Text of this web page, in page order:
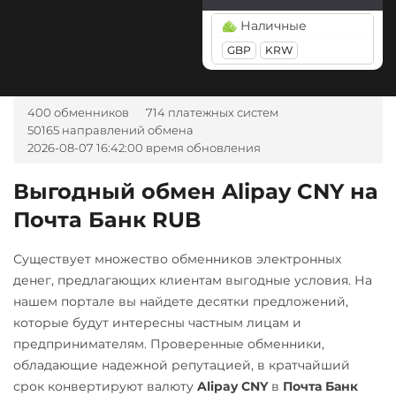
Notcoin (NOT)
OmiseGO (OMG)
Ontology (ONT)
PancakeSwap (CAKE)
Pax Dollar (USDP)
ERC20
Pepe
Pol (ex-MATIC)
ВТБ Банк RUB
Газпромбанк RUB
Карта UZCARD UZS
Карта МИР RUB
KZT TRY PLN
VND
GEL
МТС Банк RUB
Открытие RUB
ОТП Банк
Tron (TRX)
TrueUSD (TUSD)
ERC20
Uniswap (UNI)
Polygon
ARB
OP
BASE
Utopia USD (UUSD)
VeChain (VET)
Zcash (ZEC)
BGN
CZK GEL
NOK
TJS
UZS
RON
А-Банк UAH
Альфа-Банк
RUB
Газпромбанк RUB
Евразийский Банк KZT
ЕРИП Расчет BYN
Карта Unionpay CNY
Наличные
GBP KRW
400 обменников
714 платежных систем
50165 направлений обмена
2026-08-07 16:42:00 время обновления
Выгодный обмен Alipay CNY на
Почта Банк RUB
Существует множество обменников электронных
денег, предлагающих клиентам выгодные условия. На
нашем портале вы найдете десятки предложений,
которые будут интересны частным лицам и
предпринимателям. Проверенные обменники,
обладающие надежной репутацией, в кратчайший
срок конвертируют валюту Alipay CNYв Почта Банк